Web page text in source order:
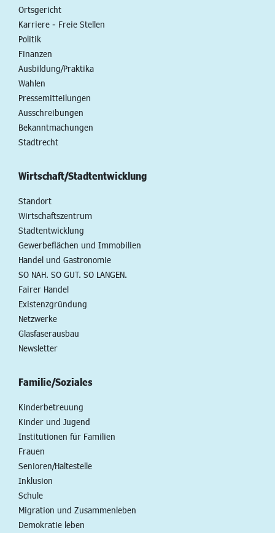
Ortsgericht
Karriere - Freie Stellen
Politik
Finanzen
Ausbildung/Praktika
Wahlen
Pressemitteilungen
Ausschreibungen
Bekanntmachungen
Stadtrecht
Wirtschaft/Stadtentwicklung
Standort
Wirtschaftszentrum
Stadtentwicklung
Gewerbeflächen und Immobilien
Handel und Gastronomie
SO NAH. SO GUT. SO LANGEN.
Fairer Handel
Existenzgründung
Netzwerke
Glasfaserausbau
Newsletter
Familie/Soziales
Kinderbetreuung
Kinder und Jugend
Institutionen für Familien
Frauen
Senioren/Haltestelle
Inklusion
Schule
Migration und Zusammenleben
Demokratie leben